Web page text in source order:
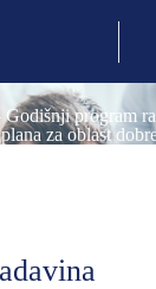
Godišnji program
za oblast